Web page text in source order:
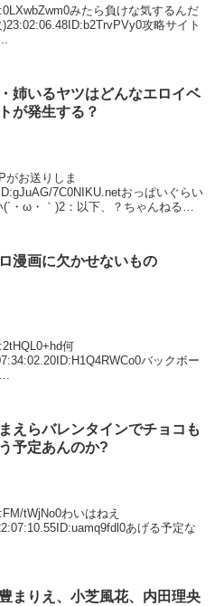
みたら負けな気するんだ
攻略サイト
姉いるヤツはどんなエロイベ
が発生する？
がお送りしま
7C0NIKU.netおっぱいぐらい
・ω・｀)2：以下、？ちゃんねるか
漫画に欠かせないもの
何
バックボー
えらバレンタインでチョコも
予定あんのか?
tWjNo0わいはねえ
あげる予定な
まりえ、小芝風花、内田理央